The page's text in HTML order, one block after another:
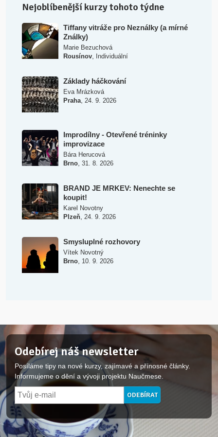
Nejoblíbenější kurzy tohoto týdne
Tiffany vitráže pro Neználky (a mírné
Ználky)
Marie Bezuchová
Rousínov, Individuální
Základy háčkování
Eva Mrázková
Praha, 24. 9. 2026
Improdílny - Otevřené tréninky
improvizace
Bára Herucová
Brno, 31. 8. 2026
BRAND JE MRKEV: Nenechte se
koupit!
Karel Novotny
Plzeň, 24. 9. 2026
Smysluplné rozhovory
Vítek Novotný
Brno, 10. 9. 2026
Odebírej náš newsletter
Posíláme tipy na nové kurzy, zajímavé a přínosné články.
Informujeme o dění a vývoji projektu Naučmese.